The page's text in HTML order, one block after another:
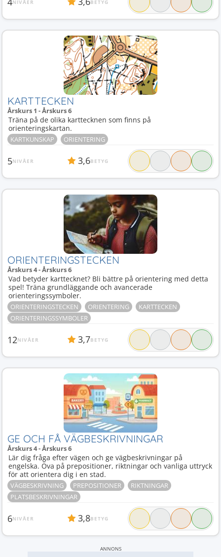
NIVÅER BETYG
KARTTECKEN
Årskurs 1 - Årskurs 6
Träna på de olika karttecknen som finns på
orienteringskartan.
KARTKUNSKAP ORIENTERING
5NIVÅER 3,6BETYG
ORIENTERINGSTECKEN
Årskurs 4 - Årskurs 6
Vad betyder karttecknet? Bli bättre på orientering med detta
spel! Träna grundläggande och avancerade
orienteringssymboler.
ORIENTERINGSTECKEN ORIENTERING
KARTTECKEN
ORIENTERINGSSYMBOLER
12NIVÅER 3,7BETYG
GE OCH FÅ VÄGBESKRIVNINGAR
Årskurs 4 - Årskurs 6
Lär dig fråga efter vägen och ge vägbeskrivningar på
engelska. Öva på prepositioner, riktningar och vanliga uttryck
för att orientera dig i en stad.
VÄGBESKRIVNING PREPOSITIONER
RIKTNINGAR
PLATSBESKRIVNINGAR
6NIVÅER 3,8BETYG
ANNONS